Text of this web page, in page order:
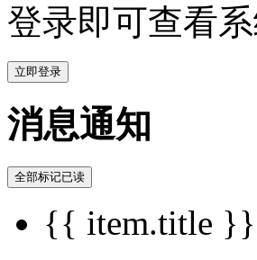
登录即可查看
立即登录
消息通知
全部标记已读
{{ item.title }}